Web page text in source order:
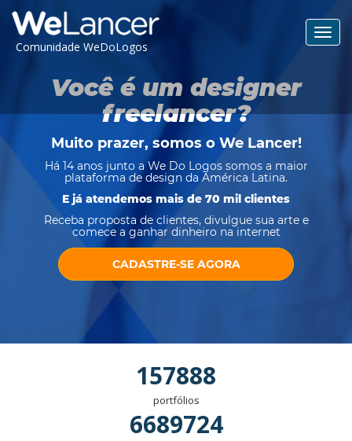
Comunidade WeDoLogos
Você é um designer
freelancer?
Muito prazer, somos o We Lancer!
Há 14 anos junto a We Do Logos somos a maior
plataforma de design da América Latina.
E já atendemos mais de 70 mil clientes
Receba proposta de clientes, divulgue sua arte e
comece a ganhar dinheiro na internet
CADASTRE-SE AGORA
157888
portfólios
6689724